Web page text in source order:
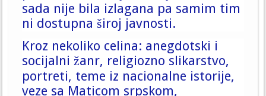
sada nije bila izlagana pa samim tim
ni dostupna široj javnosti.
Kroz nekoliko celina: anegdotski i
socijalni žanr, religiozno slikarstvo,
portreti, teme iz nacionalne istorije,
veze sa Maticom srpskom,